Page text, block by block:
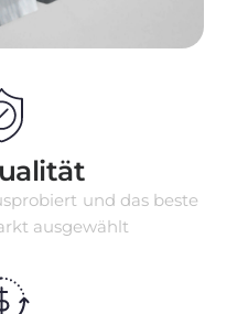
und das beste
ausgewählt